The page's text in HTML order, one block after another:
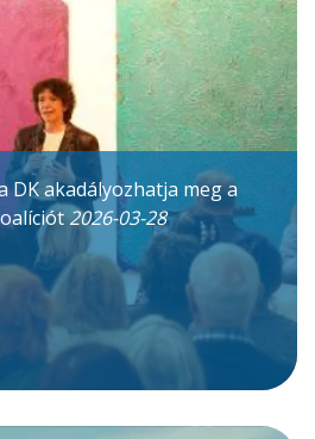
DK akadályozhatja meg a
2026-03-28